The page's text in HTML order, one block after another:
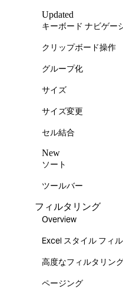
Updated
キーボード ナビゲー
クリップボード操作
グループ化
サイズ
サイズ変更
セル結合
New
ソート
ツールバー
フィルタリング
Overview
Excel スタイル フィ
高度なフィルタリン
ページング